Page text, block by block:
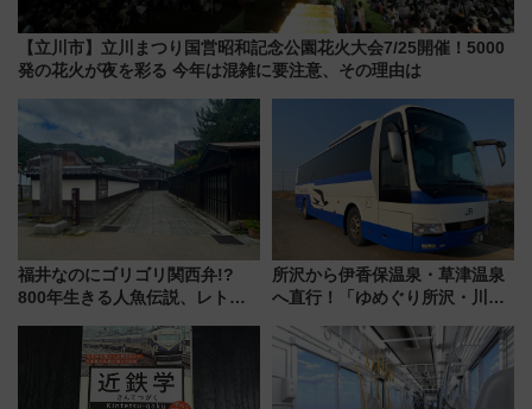
【立川市】立川まつり国営昭和記念公園花火大会7/25開催！5000
発の花火が夜を彩る 今年は混雑に要注意、その理由は
福井なのにゴリゴリ関西弁!?
800年生きる人魚伝説、レトロ
屋カフェで非日常を！週末観光
に最適な小浜の歩き方
所沢から伊香保温泉・草津温泉
へ直行！「ゆめぐり所沢・川越
軽に 運行ダイヤ・運賃を解説